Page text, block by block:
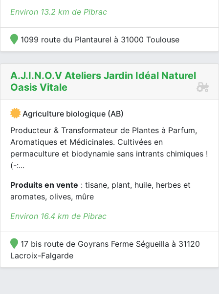
Environ 13.2 km de Pibrac
1099 route du Plantaurel à 31000 Toulouse
A.j.i.n.o.v Ateliers Jardin Idéal Naturel
Oasis Vitale
Agriculture biologique (AB)
Producteur & Transformateur de Plantes à Parfum,
Aromatiques et Médicinales. Cultivées en
permaculture et biodynamie sans intrants chimiques !
(-:...
Produits en vente : tisane, plant, huile, herbes et
aromates, olives, mûre
Environ 16.4 km de Pibrac
17 bis route de Goyrans Ferme Ségueilla à 31120
Lacroix-Falgarde